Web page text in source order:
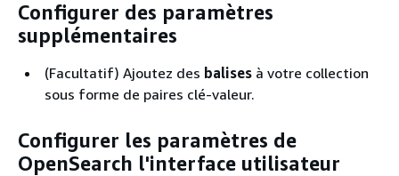
Configurer des paramètres
supplémentaires
(Facultatif) Ajoutez des balises à votre collection
sous forme de paires clé-valeur.
Configurer les paramètres de
OpenSearch l'interface utilisateur